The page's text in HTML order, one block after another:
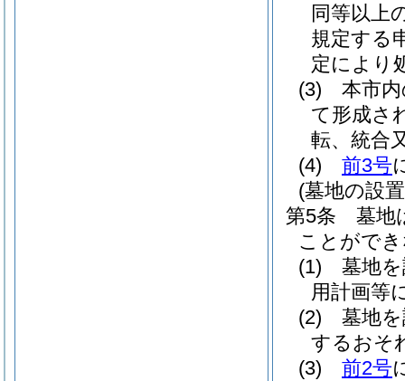
同等以上
規定する
定により
(3)
本市
て形成さ
転、統合
(4)
前3号
(墓地の設
第5条
墓地
ことがで
(1)
墓地
用計画等
(2)
墓地
するおそ
(3)
前2号